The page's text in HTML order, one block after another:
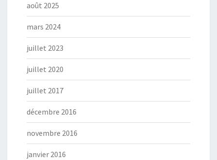
août 2025
mars 2024
juillet 2023
juillet 2020
juillet 2017
décembre 2016
novembre 2016
janvier 2016